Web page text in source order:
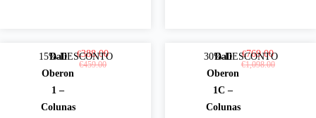
15% DESCONTO
Dali
Oberon
1 –
Colunas
€459.00
€388.00 30% DESCONTO
Dali
Oberon
1C –
Colunas
€1,098.00
€769.00